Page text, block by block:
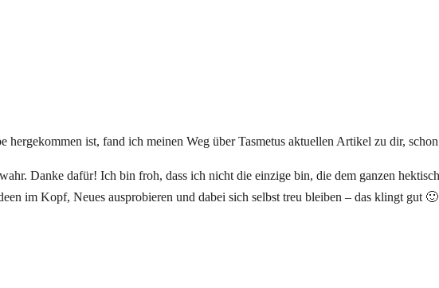
hergekommen ist, fand ich meinen Weg über Tasmetus aktuellen Artikel zu dir,
Danke dafür! Ich bin froh, dass ich nicht die einzige bin, die dem ganzen
im Kopf, Neues ausprobieren und dabei sich selbst treu bleiben – das klingt gut 🙂